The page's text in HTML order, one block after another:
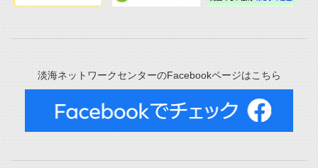
淡海ネットワークセンターのFacebookページはこちら